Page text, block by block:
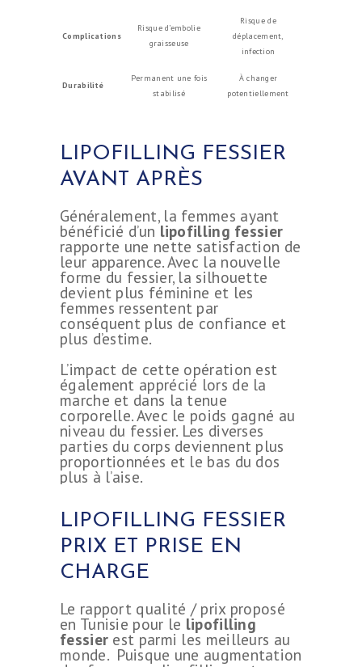
Complications
Risque d’embolie
graisseuse
Risque de
déplacement,
infection
Durabilité
Permanent une fois
stabilisé
À changer
potentiellement
LIPOFILLING FESSIER
AVANT APRÈS
Généralement, la femmes ayant
bénéficié d’unlipofilling fessier
rapporte une nette satisfaction de
leur apparence. Avec la nouvelle
forme du fessier, la silhouette
devient plus féminine et les
femmes ressentent par
conséquent plus de confiance et
plus d’estime.
L’impact de cette opération est
également apprécié lors de la
marche et dans la tenue
corporelle. Avec le poids gagné au
niveau du fessier. Les diverses
parties du corps deviennent plus
proportionnées et le bas du dos
plus à l’aise.
LIPOFILLING FESSIER
PRIX ET PRISE EN
CHARGE
Le rapport qualité / prix proposé
en Tunisie pour le lipofilling
fessier est parmi les meilleurs au
monde. Puisque une augmentation